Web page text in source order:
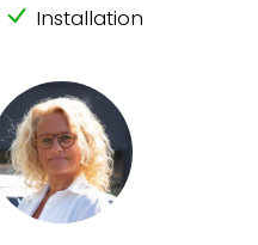
Installation